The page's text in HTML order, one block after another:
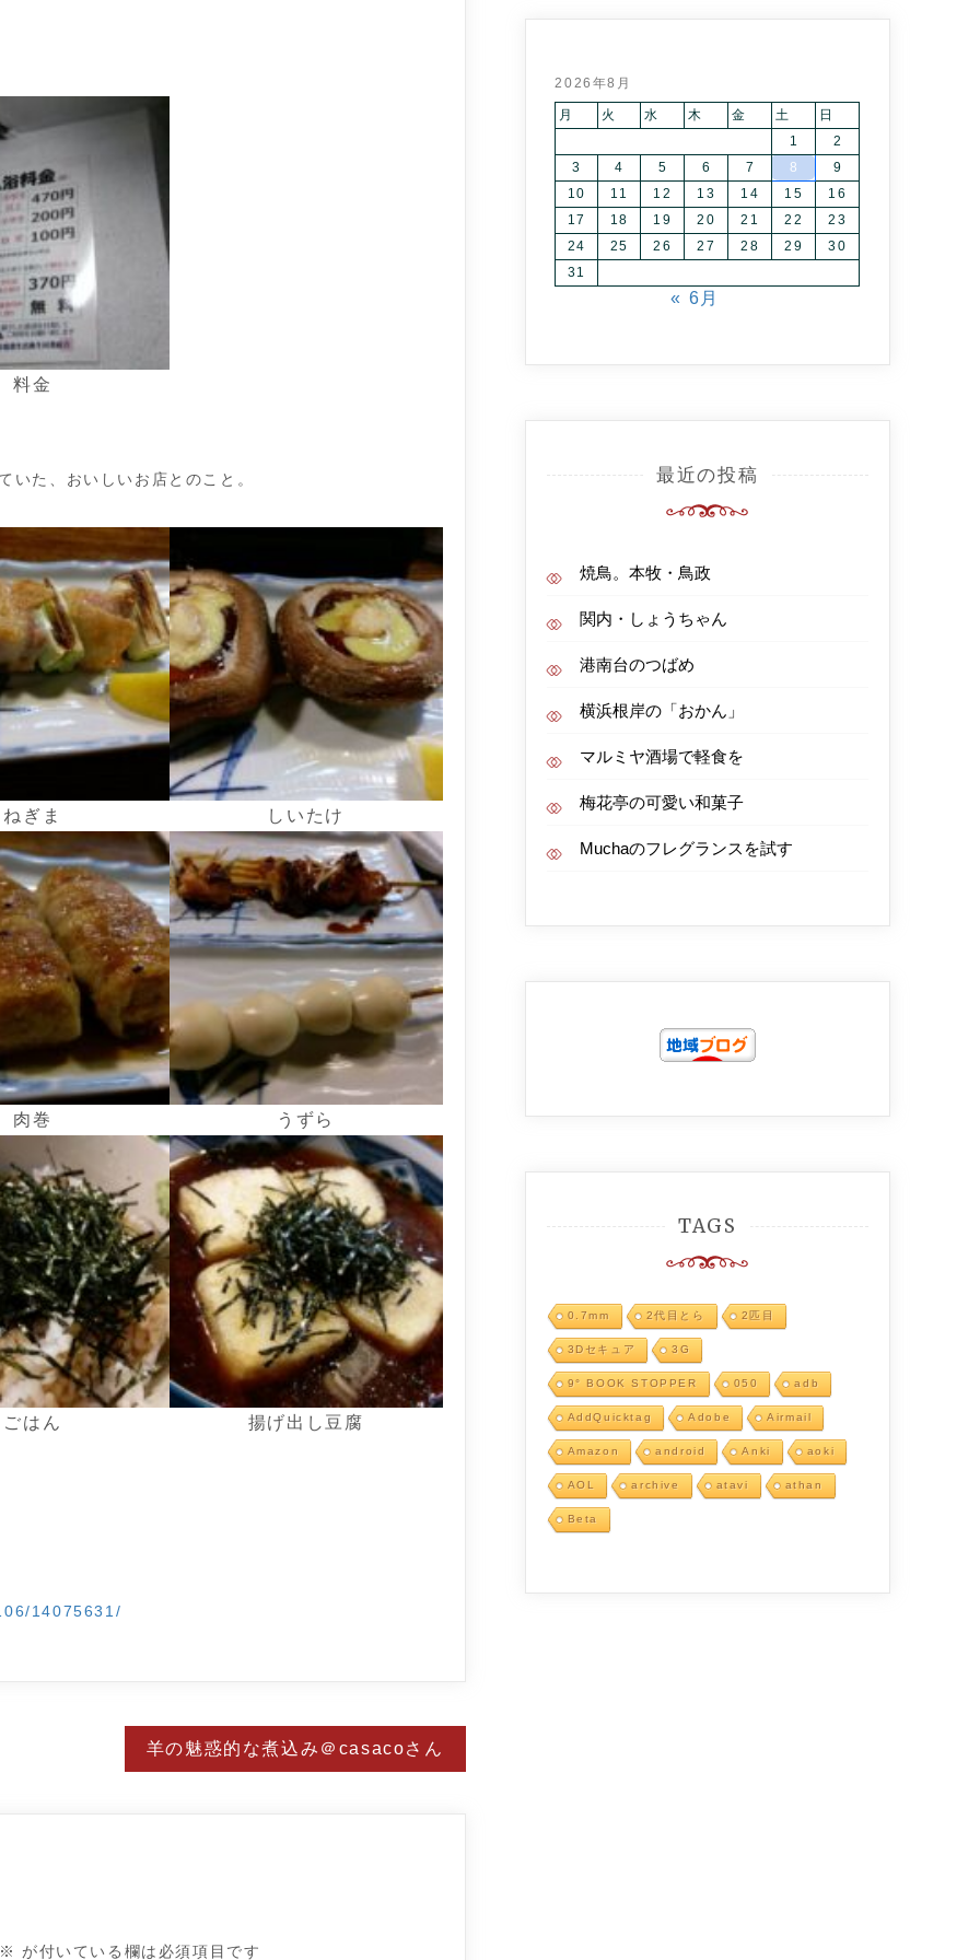
料金
いた、おいしいお店とのこと。
ねぎま しいたけ
肉巻 うずら
ごはん 揚げ出し豆腐
14075631/
羊の魅惑的な煮込み＠casacoさん
が付いている欄は必須項目です
2026年8月
月 火 水 木 金 土
日
1
2
3
4 5 6 7 8
9
10
11 12 13 14 15
16
17
18 19 20 21 22
23
24
25 26 27 28 29
30
31
« 6月
最近の投稿
焼鳥。本牧・鳥政
関内・しょうちゃん
港南台のつばめ
横浜根岸の「おかん」
マルミヤ酒場で軽食を
梅花亭の可愛い和菓子
Muchaのフレグランスを試す
TAGS
0.7mm 2代目とら 2匹目
3Dセキュア 3G
9° BOOK STOPPER 050 adb
AddQuicktag Adobe Airmail
Amazon android Anki aoki
AOL archive atavi athan
Beta